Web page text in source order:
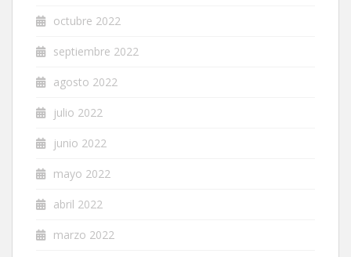
octubre 2022
septiembre 2022
agosto 2022
julio 2022
junio 2022
mayo 2022
abril 2022
marzo 2022